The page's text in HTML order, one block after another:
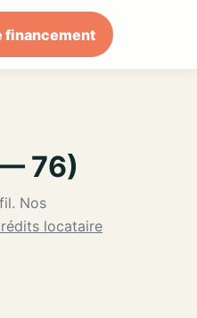
financement
— 76)
Nos
locataire